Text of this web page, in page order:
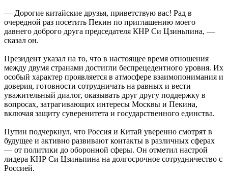
— Дорогие китайские друзья, приветствую вас! Рад в
очередной раз посетить Пекин по приглашению моего
давнего доброго друга председателя КНР Си Цзиньпина, —
сказал он.
Президент указал на то, что в настоящее время отношения
между двумя странами достигли беспрецедентного уровня. Их
особый характер проявляется в атмосфере взаимопонимания и
доверия, готовности сотрудничать на равных и вести
уважительный диалог, оказывать друг другу поддержку в
вопросах, затрагивающих интересы Москвы и Пекина,
включая защиту суверенитета и государственного единства.
Путин подчеркнул, что Россия и Китай уверенно смотрят в
будущее и активно развивают контакты в различных сферах
— от политики до оборонной сферы. Он отметил настрой
лидера КНР Си Цзиньпина на долгосрочное сотрудничество с
Россией.